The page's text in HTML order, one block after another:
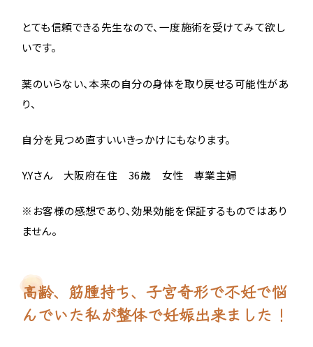
とても信頼できる先生なので、一度施術を受けてみて欲し
いです。
薬のいらない、本来の自分の身体を取り戻せる可能性があ
り、
自分を見つめ直すいいきっかけにもなります。
Y.Yさん 大阪府在住 36歳 女性 専業主婦
※お客様の感想であり、効果効能を保証するものではあり
ません。
高齢、筋腫持ち、子宮奇形で不妊で悩
んでいた私が整体で妊娠出来ました！